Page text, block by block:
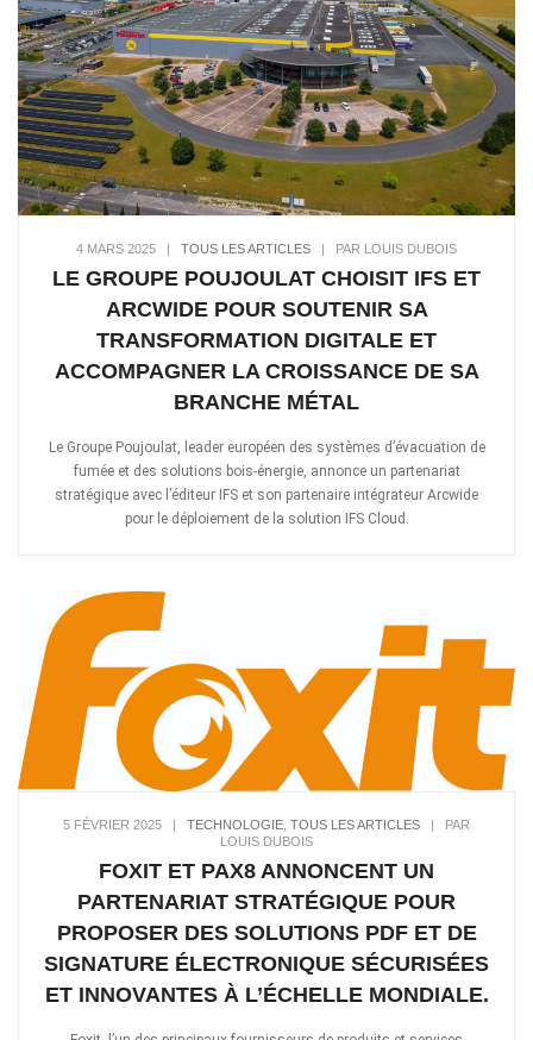
4 MARS 2025 | TOUS LES ARTICLES | PAR LOUIS DUBOIS
LE GROUPE POUJOULAT CHOISIT IFS ET
ARCWIDE POUR SOUTENIR SA
TRANSFORMATION DIGITALE ET
ACCOMPAGNER LA CROISSANCE DE SA
BRANCHE MÉTAL
Le Groupe Poujoulat, leader européen des systèmes d’évacuation de
fumée et des solutions bois-énergie, annonce un partenariat
stratégique avec l’éditeur IFS et son partenaire intégrateur Arcwide
pour le déploiement de la solution IFS Cloud.
5 FÉVRIER 2025 | TECHNOLOGIE TOUS LES ARTICLES | PAR
LOUIS DUBOIS
FOXIT ET PAX8 ANNONCENT UN
PARTENARIAT STRATÉGIQUE POUR
PROPOSER DES SOLUTIONS PDF ET DE
SIGNATURE ÉLECTRONIQUE SÉCURISÉES
ET INNOVANTES À L’ÉCHELLE MONDIALE.